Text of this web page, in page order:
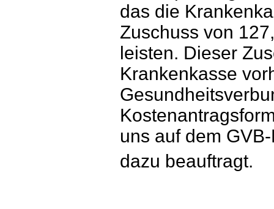
das die
Zuschuss von
leisten. Dieser
Krankenkasse
uns auf dem
dazu beauftragt.